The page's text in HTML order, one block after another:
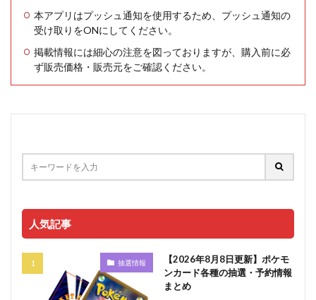
本アプリはプッシュ通知を使用するため、プッシュ通知の
受け取りをONにしてください。
掲載情報には細心の注意を図っておりますが、購入前に必
ず販売価格・販売元をご確認ください。
人気記事
抽選情報
【2026年8月8日更新】ポケモ
ンカード各種の抽選・予約情報
まとめ